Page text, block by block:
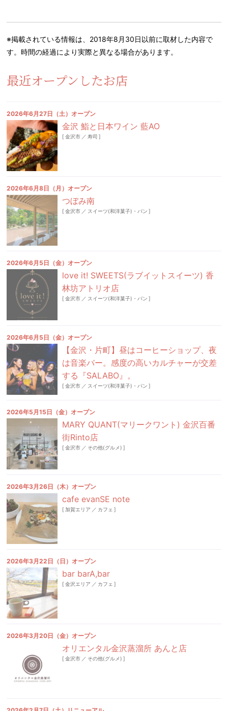
※掲載されている情報は、2018年8月30日以前に取材した内容で
す。時間の経過により実際と異なる場合があります。
最近オープンしたお店
2026年6月27日（土）オープン
金沢 鮨と日本ワイン 藍AO
[金沢市 ／ 寿司 ]
2026年6月8日（月）オープン
つぼみ南
[金沢市 ／ スイーツ(和洋菓子)・パン ]
2026年6月5日（金）オープン
love it! SWEETS(ラブイットスイーツ) 香
林坊アトリオ店
[金沢市 ／ スイーツ(和洋菓子)・パン ]
2026年6月5日（金）オープン
【金沢・片町】昼はコーヒーショップ、夜
は音楽バー。感度の高いカルチャーが交差
する『SALABO』。
[金沢市 ／ スイーツ(和洋菓子)・パン ]
2026年5月15日（金）オープン
MARY QUANT(マリークワント) 金沢百番
街Rinto店
[金沢市 ／ その他(グルメ) ]
2026年3月26日（木）オープン
cafe evanSE note
[ 加賀エリア ／ カフェ ]
2026年3月22日（日）オープン
bar barA,bar
[金沢エリア ／ カフェ ]
2026年3月20日（金）オープン
オリエンタル金沢蒸溜所 あんと店
[金沢市 ／ その他(グルメ) ]